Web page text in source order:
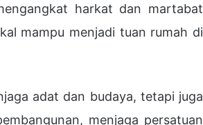
harkat dan martabat
mampu menjadi tuan rumah di
adat dan budaya, tetapi juga
menjaga persatuan